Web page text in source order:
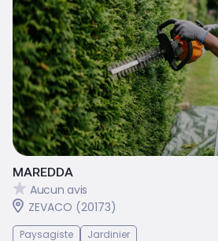
MAREDDA
Aucun avis
ZEVACO (20173)
Paysagiste Jardinier